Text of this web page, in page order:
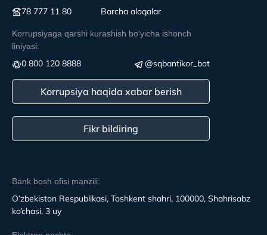
Bank bosh ofisi manzili:
O’zbekiston Respublikasi, Toshkent shahri, 100000, Shahrisabz
ko’chasi, 3 uy
78 777 11 80 Вarcha aloqalar
Korrupsiyaga qarshi kurashish boʻyicha ishonch
liniyasi:
0 800 120 8888 @sqbantikor_bot
Korrupsiya haqida xabar berish
Fikr bildiring